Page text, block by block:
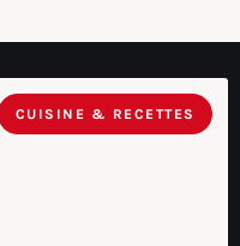
CUISINE & RECETTES